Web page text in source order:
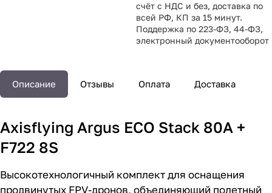
счёт с НДС и без, доставка по
всей РФ, КП за 15 минут.
Поддержка по 223-ФЗ, 44-ФЗ,
электронный документооборот
Описание Отзывы Оплата Доставка
Axisflying Argus ECO Stack 80A +
F722 8S
Высокотехнологичный комплект для оснащения
продвинутых FPV-дронов, объединяющий полетный